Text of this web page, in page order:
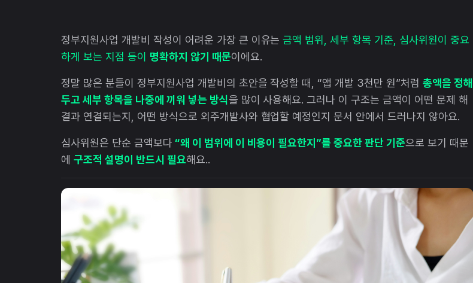
정부지원사업 개발비 작성이 어려운 가장 큰 이유는 금액 범위, 세부 항목 기준, 심사위원이 중요
하게 보는 지점 등이 명확하지 않기 때문이에요.
정말 많은 분들이 정부지원사업 개발비의 초안을 작성할 때, “앱 개발 3천만 원”처럼총액을 정해
두고 세부 항목을 나중에 끼워 넣는 방식을 많이 사용해요. 그러나 이 구조는 금액이 어떤 문제 해
결과 연결되는지, 어떤 방식으로 외주개발사와 협업할 예정인지 문서 안에서 드러나지 않아요.
심사위원은 단순 금액보다 “왜 이 범위에 이 비용이 필요한지”를 중요한 판단 기준으로 보기 때문
에 구조적 설명이 반드시 필요해요..